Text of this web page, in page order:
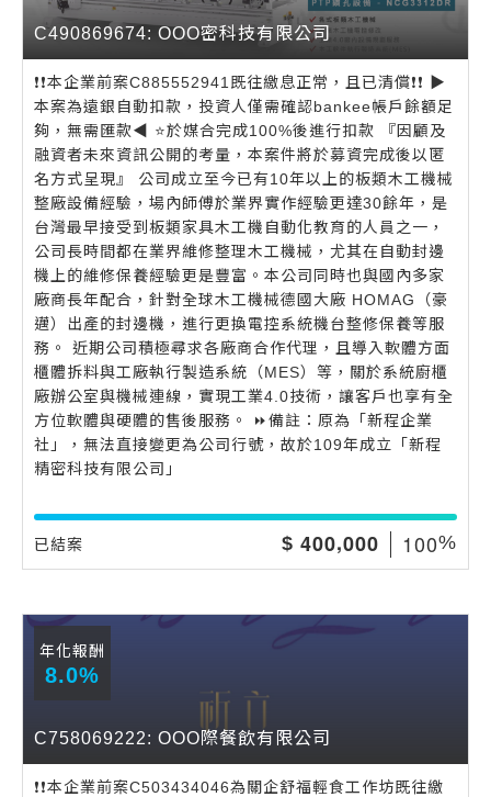
C490869674: OOO密科技有限公司
❗️❗️本企業前案C885552941既往繳息正常，且已清償❗️❗️ ▶️
本案為遠銀自動扣款，投資人僅需確認bankee帳戶餘額足
夠，無需匯款◀️ ⭐️於媒合完成100%後進行扣款 『因顧及
融資者未來資訊公開的考量，本案件將於募資完成後以匿
名方式呈現』 公司成立至今已有10年以上的板類木工機械
整廠設備經驗，場內師傅於業界實作經驗更達30餘年，是
台灣最早接受到板類家具木工機自動化教育的人員之一，
公司長時間都在業界維修整理木工機械，尤其在自動封邊
機上的維修保養經驗更是豐富。本公司同時也與國內多家
廠商長年配合，針對全球木工機械德國大廠 HOMAG（豪
邁）出產的封邊機，進行更換電控系統機台整修保養等服
務。 近期公司積極尋求各廠商合作代理，且導入軟體方面
櫃體拆料與工廠執行製造系統（MES）等，關於系統廚櫃
廠辦公室與機械連線，實現工業4.0技術，讓客戶也享有全
方位軟體與硬體的售後服務。 ⏩備註：原為「新程企業
社」，無法直接變更為公司行號，故於109年成立「新程
精密科技有限公司」
已結案 $ 400,000 100%
C758069222: OOO際餐飲有限公司
年化報酬
8.0%
❗️❗️本企業前案C503434046為關企舒福輕食工作坊既往繳